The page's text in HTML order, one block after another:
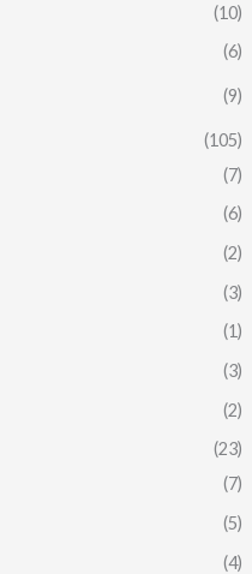
(10)
(6)
(9)
(105)
(7)
(6)
(2)
(3)
(1)
(3)
(2)
(23)
(7)
(5)
(4)